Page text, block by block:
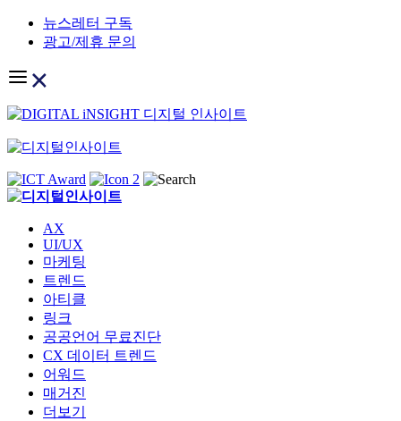
Skip
content
뉴스레터 구독
광고/제휴 문의
AX
UI/UX
마케팅
트렌드
아티클
링크
공공언어 무료진단
CX 데이터 트렌드
어워드
매거진
더보기